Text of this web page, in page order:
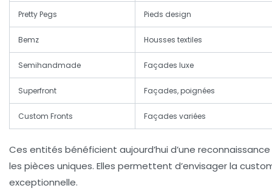
Pretty Pegs Pieds design
Bemz Housses textiles
Semihandmade Façades luxe
Superfront Façades, poignées
Custom Fronts Façades variées
Ces entités bénéficient aujourd’hui d’une
les pièces uniques. Elles permettent d’envisager la
exceptionnelle.